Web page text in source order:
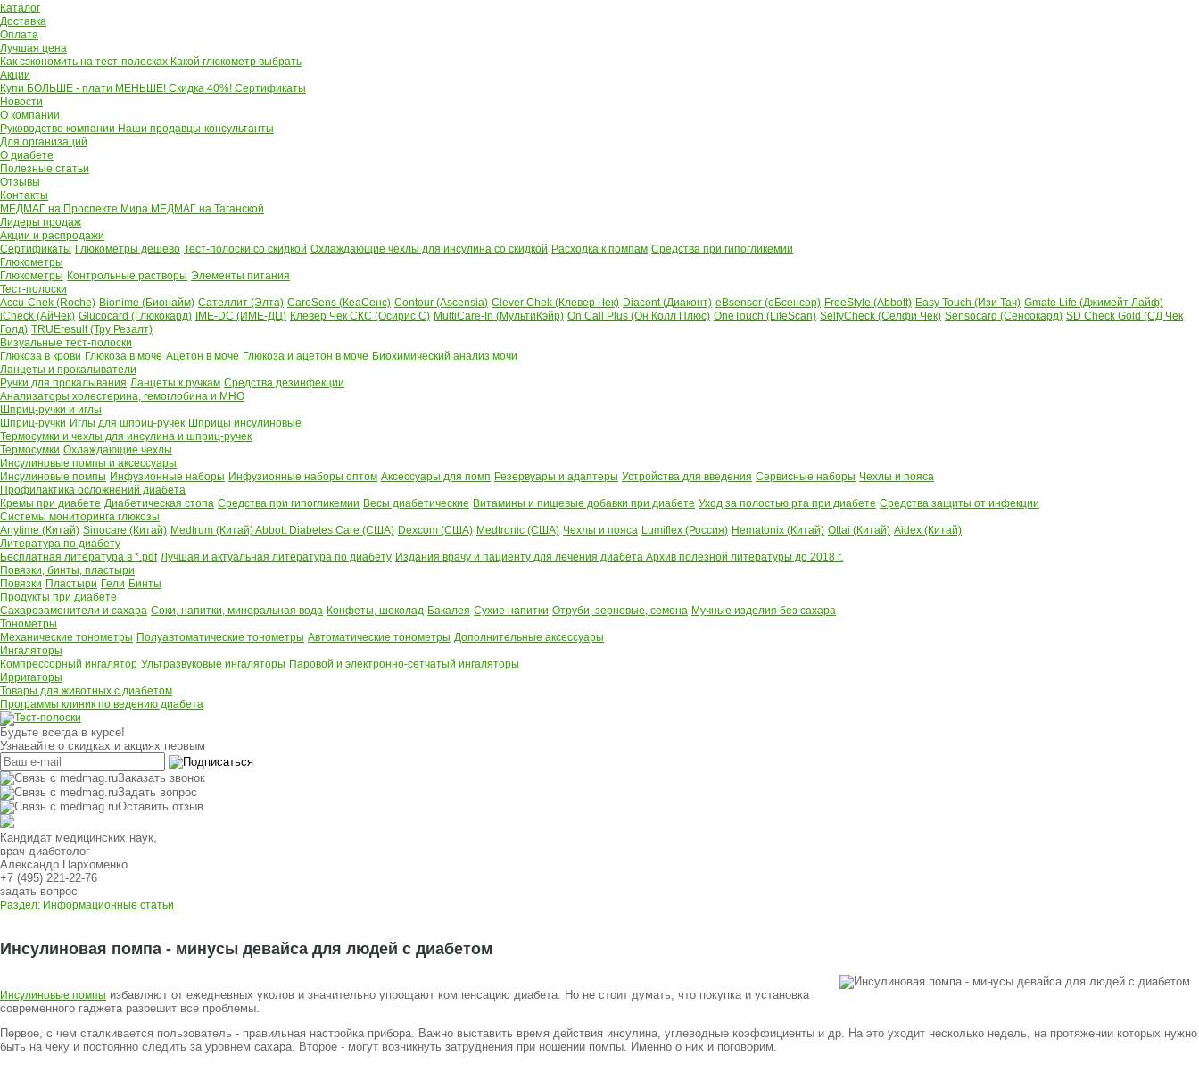
Каталог
Доставка
Оплата
Лучшая цена
Как сэкономить на тест-полосках Какой глюкометр выбрать
Акции
Купи БОЛЬШЕ - плати МЕНЬШЕ! Скидка 40%! Сертификаты
Новости
О компании
Руководство компании Наши продавцы-консультанты
Для организаций
О диабете
Полезные статьи
Отзывы
Контакты
МЕДМАГ на Проспекте Мира МЕДМАГ на Таганской
Лидеры продаж
Акции и распродажи
Сертификаты Глюкометры дешево Тест-полоски со скидкой Охлаждающие чехлы для инсулина со скидкой Расходка к помпам Средства при гипогликемии
Глюкометры
Глюкометры Контрольные растворы Элементы питания
Тест-полоски
Accu-Chek (Roche) Bionime (Бионайм) Сателлит (Элта) CareSens (КеаСенс) Contour (Ascensia) Clever Chek (Клевер Чек) Diacont (Диаконт) eBsensor (еБсенсор) FreeStyle (Abbott) Easy Touch (Изи Тач) Gmate Life (Джимейт Лайф)
iCheck (АйЧек) Glucocard (Глюкокард) IME-DC (ИМЕ-ДЦ) Клевер Чек СКС (Осирис С) MultiCare-In (МультиКэйр) On Call Plus (Он Колл Плюс) OneTouch (LifeScan) SelfyCheck (Селфи Чек) Sensocard (Сенсокард) SD Check Gold (СД Чек
Голд) TRUEresult (Тру Резалт)
Визуальные тест-полоски
Глюкоза в крови Глюкоза в моче Ацетон в моче Глюкоза и ацетон в моче Биохимический анализ мочи
Ланцеты и прокалыватели
Ручки для прокалывания Ланцеты к ручкам Средства дезинфекции
Анализаторы холестерина, гемоглобина и МНО
Шприц-ручки и иглы
Шприц-ручки Иглы для шприц-ручек Шприцы инсулиновые
Термосумки и чехлы для инсулина и шприц-ручек
Термосумки Охлаждающие чехлы
Инсулиновые помпы и аксессуары
Инсулиновые помпы Инфузионные наборы Инфузионные наборы оптом Аксессуары для помп Резервуары и адаптеры Устройства для введения Сервисные наборы Чехлы и пояса
Профилактика осложнений диабета
Кремы при диабете Диабетическая стопа Средства при гипогликемии Весы диабетические Витамины и пищевые добавки при диабете Уход за полостью рта при диабете Средства защиты от инфекции
Системы мониторинга глюкозы
Anytime (Китай) Sinocare (Китай) Medtrum (Китай)Abbott Diabetes Care (США) Dexcom (США) Medtronic (США) Чехлы и пояса Lumiflex (Россия) Hematonix (Китай) Ottai (Китай) Aidex (Китай)
Литература по диабету
Бесплатная литература в *.pdf Лучшая и актуальная литература по диабету Издания врачу и пациенту для лечения диабета Архив полезной литературы до 2018 г.
Повязки, бинты, пластыри
Повязки Пластыри Гели Бинты
Продукты при диабете
Сахарозаменители и сахара Соки, напитки, минеральная вода Конфеты, шоколад Бакалея Сухие напитки Отруби, зерновые, семена Мучные изделия без сахара
Тонометры
Механические тонометры Полуавтоматические тонометры Автоматические тонометры Дополнительные аксессуары
Ингаляторы
Компрессорный ингалятор Ультразвуковые ингаляторы Паровой и электронно-сетчатый ингаляторы
Ирригаторы
Товары для животных с диабетом
Программы клиник по ведению диабета
Будьте всегда в курсе!
Узнавайте о скидках и акциях первым
Заказать звонок
Задать вопрос
Оставить отзыв
Кандидат медицинских наук,
врач-диабетолог
Александр Пархоменко
+7 (495) 221-22-76
задать вопрос
Раздел: Информационные статьи
Инсулиновая помпа - минусы девайса для людей с диабетом
Инсулиновые помпы избавляют от ежедневных уколов и значительно упрощают компенсацию диабета. Но не стоит думать, что покупка и установка
современного гаджета разрешит все проблемы.
Первое, с чем сталкивается пользователь - правильная настройка прибора. Важно выставить время действия инсулина, углеводные коэффициенты и др. На это уходит несколько недель, на протяжении которых нужно
быть на чеку и постоянно следить за уровнем сахара. Второе - могут возникнуть затруднения при ношении помпы. Именно о них и поговорим.